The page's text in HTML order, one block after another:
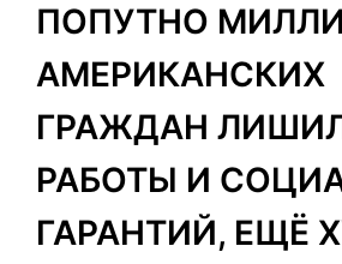
ПОПУТНО
АМЕРИКАНСКИХ
ГРАЖДАН
РАБОТЫ И
ГАРАНТИЙ, ЕЩЁ